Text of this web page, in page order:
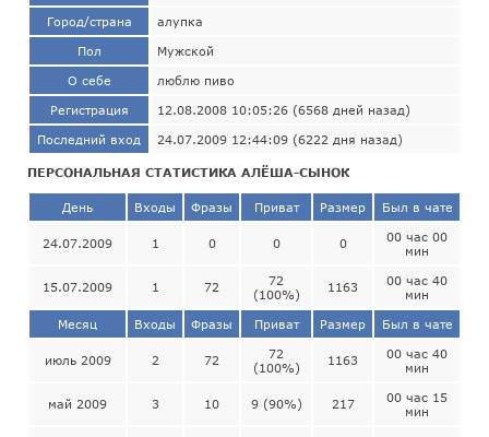
Город/страна алупка
Пол Мужской
О себе люблю пиво
Регистрация 12.08.2008 10:05:26 (6568 дней назад)
Последний вход 24.07.2009 12:44:09 (6222 дня назад)
ПЕРСОНАЛЬНАЯ СТАТИСТИКА АЛЁША-СЫНОК
День Входы Фразы Приват Размер Был в чате
24.07.2009 1 0 0 0
00 час 00
мин
15.07.2009 1 72
72
(100%)
1163
00 час 40
мин
Месяц Входы Фразы Приват Размер Был в чате
июль 2009 2 72
72
(100%)
1163
00 час 40
мин
май 2009 3 10 9 (90%) 217
00 час 15
мин